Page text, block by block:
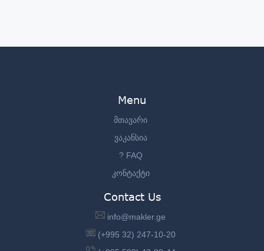
Menu
მთავარი
ვაკანსია
? FAQ
კონტაქტი
Contact Us
info@makler.ge
(+995 32) 247-10-20